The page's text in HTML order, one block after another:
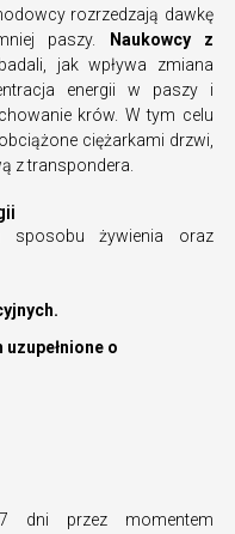
rozrzedzają dawkę
paszy.
Naukowcy z
jak wpływa zmiana
energii w paszy i
krów. W tym celu
ciężarkami drzwi,
z transpondera.
żywienia oraz
o
dni przez momentem